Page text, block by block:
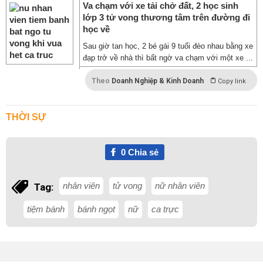
Va chạm với xe tải chở đất, 2 học sinh
lớp 3 tử vong thương tâm trên đường đi
học về
Sau giờ tan học, 2 bé gái 9 tuổi đèo nhau bằng xe
đạp trở về nhà thì bất ngờ va chạm với một xe ...
Theo Doanh Nghiệp & Kinh Doanh Copy link
THỜI SỰ
0Chia sẻ
Tag: nhân viên tử vong nữ nhân viên
tiệm bánh bánh ngọt nữ ca trực